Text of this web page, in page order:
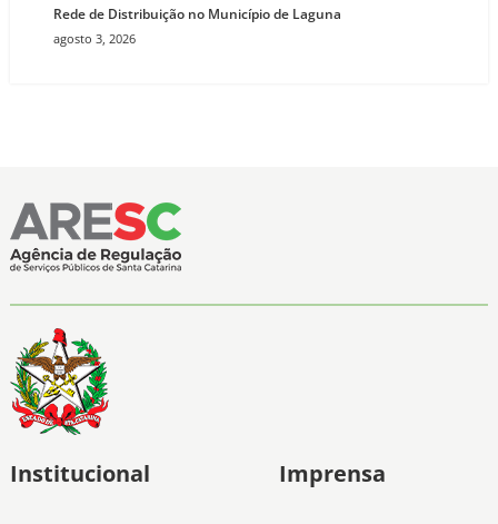
Rede de Distribuição no Município de Laguna
agosto 3, 2026
Institucional Imprensa